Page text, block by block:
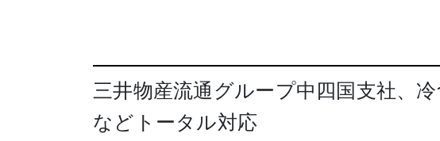
三井物産流通グループ中四国支社、
などトータル対応